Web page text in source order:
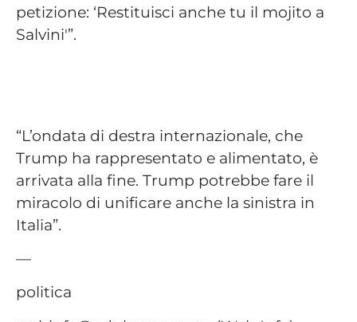
petizione: ‘Restituisci anche tu il mojito a
Salvini'”.
“L’ondata di destra internazionale, che
Trump ha rappresentato e alimentato, è
arrivata alla fine. Trump potrebbe fare il
miracolo di unificare anche la sinistra in
Italia”.
—
politica